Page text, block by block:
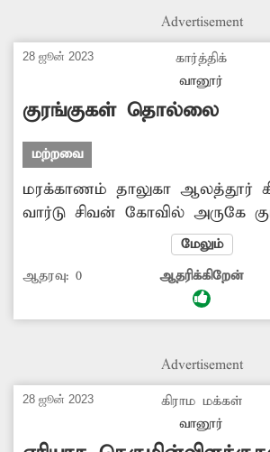
கடந்து செல்லும் மக்கள் தினசரி
தார்சாலை வசதி ஏற்படுத்தி தர
நடவடிக்கை எடுக்க வேண்டும்.
Advertisement
28 ஜூன் 2023
கார்த்திக்
வானூர்
குரங்குகள் தொல்லை
மற்றவை
மரக்காணம் தாலுகா ஆலத்தூர்
வார்டு சிவன் கோவில் அருகே
தொல்லை அதிகமாக உள்ளது.
திறந்திருக்கும் வீடுகள்,
பொருட்களை
வரும் பொதுமக்களையும் கடிக்க
சிரமம் அடைந்து வருகின்றனர்.
காப்புக்காட்டில் விட வேண்டும்.
மேலும்
ஆதரவு: 0 ஆதரிக்கிறேன்
Advertisement
28 ஜூன் 2023
கிராம மக்கள்
வானூர்